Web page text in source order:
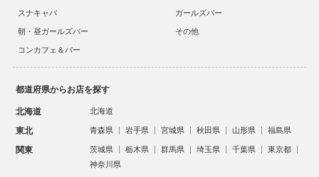
スナキャバ
ガールズバー
朝・昼ガールズバー
その他
コンカフェ＆バー
都道府県からお店を探す
北海道 北海道
東北 青森県 岩手県 宮城県 秋田県 山形県 福島県
関東 茨城県 栃木県 群馬県 埼玉県 千葉県
東京都
神奈川県